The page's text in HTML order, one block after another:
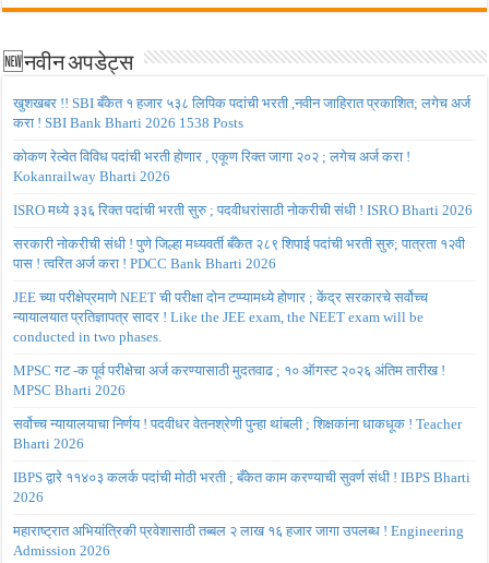
🆕नवीन अपडेट्स
खुशखबर !! SBI बँकेत १ हजार ५३८ लिपिक पदांची भरती ,नवीन जाहिरात प्रकाशित; लगेच अर्ज
करा ! SBI Bank Bharti 2026 1538 Posts
कोकण रेल्वेत विविध पदांची भरती होणार , एकूण रिक्त जागा २०२ ; लगेच अर्ज करा !
Kokanrailway Bharti 2026
ISRO मध्ये ३३६ रिक्त पदांची भरती सुरु ; पदवीधरांसाठी नोकरीची संधी ! ISRO Bharti 2026
सरकारी नोकरीची संधी ! पुणे जिल्हा मध्यवर्ती बँकेत २८९ शिपाई पदांची भरती सुरु; पात्रता १२वी
पास ! त्वरित अर्ज करा ! PDCC Bank Bharti 2026
JEE च्या परीक्षेप्रमाणे NEET ची परीक्षा दोन टप्प्यामध्ये होणार ; केंद्र सरकारचे सर्वोच्च
न्यायालयात प्रतिज्ञापत्र सादर ! Like the JEE exam, the NEET exam will be
conducted in two phases.
MPSC गट -क पूर्व परीक्षेचा अर्ज करण्यासाठी मुदतवाढ ; १० ऑगस्ट २०२६ अंतिम तारीख !
MPSC Bharti 2026
सर्वोच्च न्यायालयाचा निर्णय ! पदवीधर वेतनश्रेणी पुन्हा थांबली ; शिक्षकांना धाकधूक ! Teacher
Bharti 2026
IBPS द्वारे ११४०३ कलर्क पदांची मोठी भरती ; बँकेत काम करण्याची सुवर्ण संधी ! IBPS Bharti
2026
महाराष्ट्रात अभियांत्रिकी प्रवेशासाठी तब्बल २ लाख १६ हजार जागा उपलब्ध ! Engineering
Admission 2026